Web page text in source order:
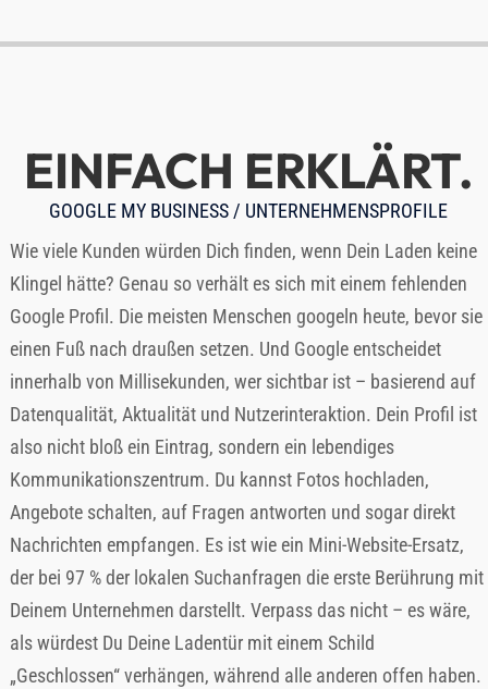
EINFACH ERKLÄRT.
GOOGLE MY BUSINESS / UNTERNEHMENSPROFILE
Wie viele Kunden würden Dich finden, wenn Dein Laden keine
Klingel hätte? Genau so verhält es sich mit einem fehlenden
Google Profil. Die meisten Menschen googeln heute, bevor sie
einen Fuß nach draußen setzen. Und Google entscheidet
innerhalb von Millisekunden, wer sichtbar ist – basierend auf
Datenqualität, Aktualität und Nutzerinteraktion. Dein Profil ist
also nicht bloß ein Eintrag, sondern ein lebendiges
Kommunikationszentrum. Du kannst Fotos hochladen,
Angebote schalten, auf Fragen antworten und sogar direkt
Nachrichten empfangen. Es ist wie ein Mini-Website-Ersatz,
der bei 97 % der lokalen Suchanfragen die erste Berührung mit
Deinem Unternehmen darstellt. Verpass das nicht – es wäre,
als würdest Du Deine Ladentür mit einem Schild
„Geschlossen“ verhängen, während alle anderen offen haben.